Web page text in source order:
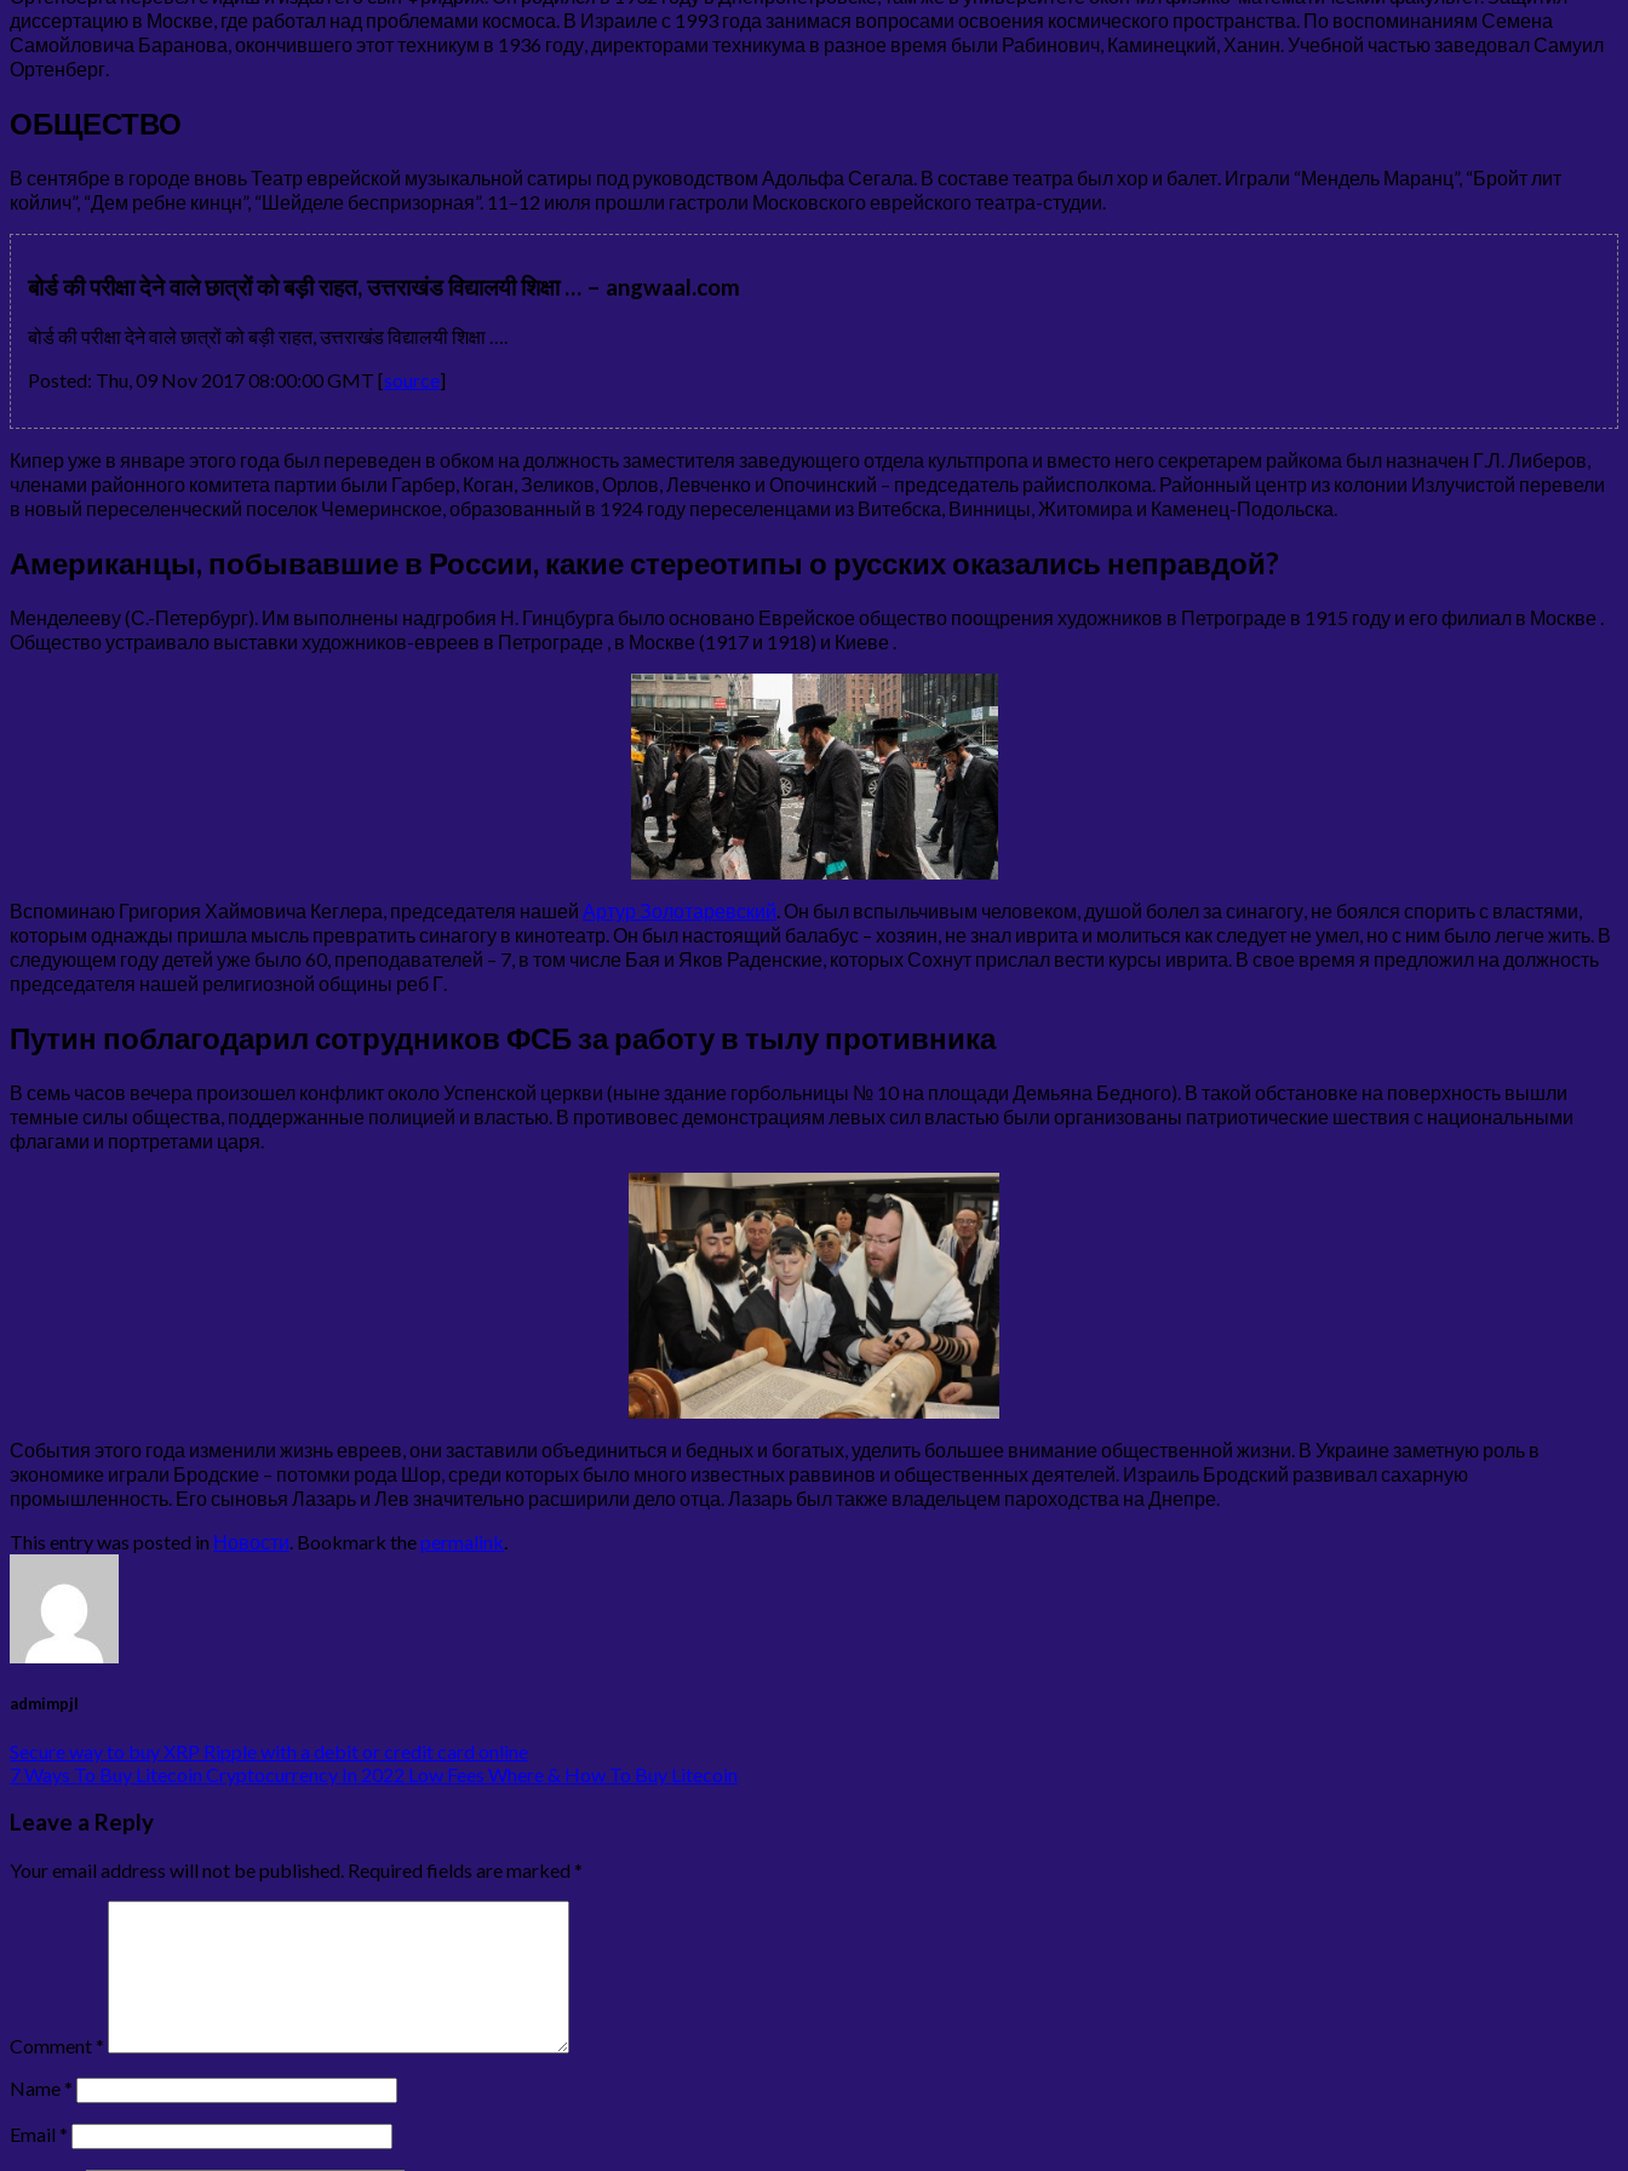
диссертацию в Москве, где работал над проблемами космоса. В Израиле с 1993 года занимася вопросами освоения космического пространства. По воспоминаниям Семена
Самойловича Баранова, окончившего этот техникум в 1936 году, директорами техникума в разное время были Рабинович, Каминецкий, Ханин. Учебной частью заведовал Самуил
Ортенберг.
ОБЩЕСТВО
В сентябре в городе вновь Театр еврейской музыкальной сатиры под руководством Адольфа Сегала. В составе театра был хор и балет. Играли “Мендель Маранц”, “Бройт лит
койлич”, “Дем ребне кинцн”, “Шейделе беспризорная”. 11–12 июля прошли гастроли Московского еврейского театра-студии.
बोर्ड की परीक्षा देने वाले छात्रों को बड़ी राहत, उत्तराखंड विद्यालयी शिक्षा … – angwaal.com
बोर्ड की परीक्षा देने वाले छात्रों को बड़ी राहत, उत्तराखंड विद्यालयी शिक्षा ….
Posted: Thu, 09 Nov 2017 08:00:00 GMT [source]
Кипер уже в январе этого года был переведен в обком на должность заместителя заведующего отдела культпропа и вместо него секретарем райкома был назначен Г.Л. Либеров,
членами районного комитета партии были Гарбер, Коган, Зеликов, Орлов, Левченко и Опочинский – председатель райисполкома. Районный центр из колонии Излучистой перевели
в новый переселенческий поселок Чемеринское, образованный в 1924 году переселенцами из Витебска, Винницы, Житомира и Каменец-Подольска.
Американцы, побывавшие в России, какие стереотипы о русских оказались неправдой?⁠⁠
Менделееву (С.-Петербург). Им выполнены надгробия Н. Гинцбурга было основано Еврейское общество поощрения художников в Петрограде в 1915 году и его филиал в Москве .
Общество устраивало выставки художников-евреев в Петрограде , в Москве (1917 и 1918) и Киеве .
Вспоминаю Григория Хаймовича Кеглера, председателя нашей Артур Золотаревский . Он был вспыльчивым человеком, душой болел за синагогу, не боялся спорить с властями,
которым однажды пришла мысль превратить синагогу в кинотеатр. Он был настоящий балабус – хозяин, не знал иврита и молиться как следует не умел, но с ним было легче жить. В
следующем году детей уже было 60, преподавателей – 7, в том числе Бая и Яков Раденские, которых Сохнут прислал вести курсы иврита. В свое время я предложил на должность
председателя нашей религиозной общины реб Г.
Путин поблагодарил сотрудников ФСБ за работу в тылу противника
В семь часов вечера произошел конфликт около Успенской церкви (ныне здание горбольницы № 10 на площади Демьяна Бедного). В такой обстановке на поверхность вышли
темные силы общества, поддержанные полицией и властью. В противовес демонстрациям левых сил властью были организованы патриотические шествия с национальными
флагами и портретами царя.
События этого года изменили жизнь евреев, они заставили объединиться и бедных и богатых, уделить большее внимание общественной жизни. В Украине заметную роль в
экономике играли Бродские – потомки рода Шор, среди которых было много известных раввинов и общественных деятелей. Израиль Бродский развивал сахарную
промышленность. Его сыновья Лазарь и Лев значительно расширили дело отца. Лазарь был также владельцем пароходства на Днепре.
This entry was posted in Новости . Bookmark thepermalink
admimpjl
Secure way to buy XRP Ripple with a debit or credit card online
7 Ways To Buy Litecoin Cryptocurrency In 2022 Low Fees Where & How To Buy Litecoin
Leave a Reply
Your email address will not be published. Required fields are marked *
Comment *
Name *
Email *